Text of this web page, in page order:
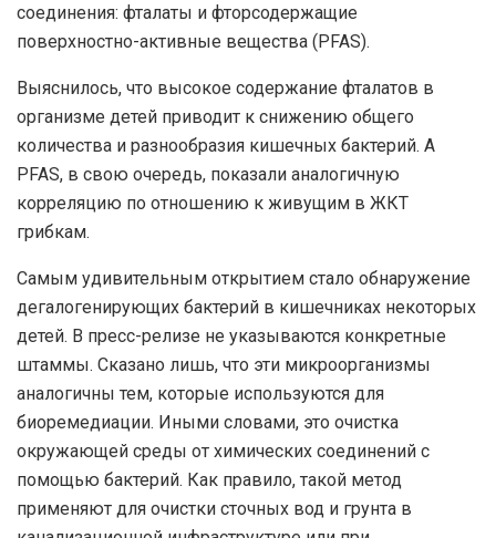
соединения: фталаты и фторсодержащие
поверхностно-активные вещества (PFAS).
Выяснилось, что высокое содержание фталатов в
организме детей приводит к снижению общего
количества и разнообразия кишечных бактерий. А
PFAS, в свою очередь, показали аналогичную
корреляцию по отношению к живущим в ЖКТ
грибкам.
Самым удивительным открытием стало обнаружение
дегалогенирующих бактерий в кишечниках некоторых
детей. В пресс-релизе не указываются конкретные
штаммы. Сказано лишь, что эти микроорганизмы
аналогичны тем, которые используются для
биоремедиации. Иными словами, это очистка
окружающей среды от химических соединений с
помощью бактерий. Как правило, такой метод
применяют для очистки сточных вод и грунта в